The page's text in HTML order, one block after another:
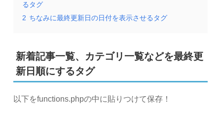
るタグ
2 ちなみに最終更新日の日付を表示させるタグ
新着記事一覧、カテゴリ一覧などを最終更
新日順にするタグ
以下をfunctions.phpの中に貼りつけて保存！